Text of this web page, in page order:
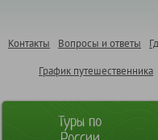
Вопросы и ответы
Контакты
График путешественника
Туры по